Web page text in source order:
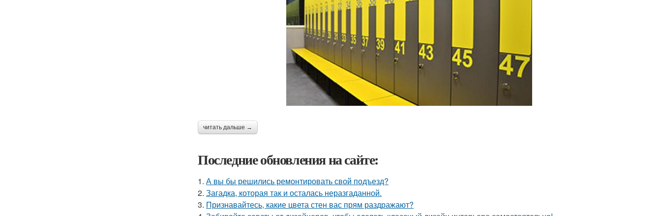
читать дальше →
Последние обновления на сайте:
1. А вы бы решились ремонтировать свой подъезд?
2. Загадка, которая так и осталась неразгаданной.
3. Признавайтесь, какие цвета стен вас прям раздражают?